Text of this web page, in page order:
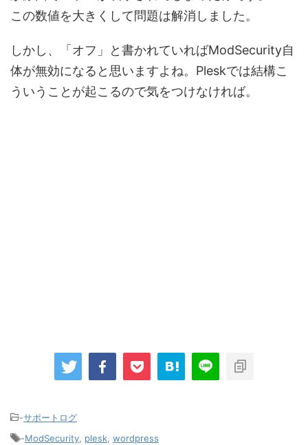
この数値を大きくして問題は解消しました。
しかし、「オフ」と書かれていればModSecurity自
体が無効になると思いますよね。Pleskでは結構こ
ういうことが起こるので気をつけなければ。
-サポートログ
-ModSecurity, plesk, wordpress